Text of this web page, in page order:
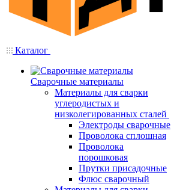
Каталог
Сварочные материалы
Материалы для сварки
углеродистых и
низколегированных сталей
Электроды сварочные
Проволока сплошная
Проволока
порошковая
Прутки присадочные
Флюс сварочный